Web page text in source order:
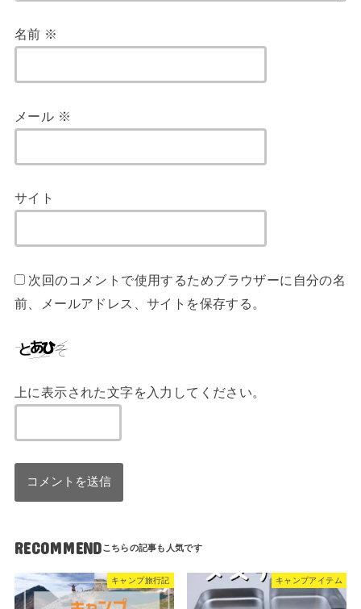
名前 ※
メール ※
サイト
次回のコメントで使用するためブラウザーに自分の名
前、メールアドレス、サイトを保存する。
上に表示された文字を入力してください。
RECOMMEND
キャンプ旅行記 キャンプアイテム